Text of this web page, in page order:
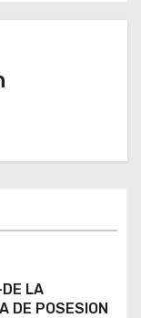
LA
DE POSESION